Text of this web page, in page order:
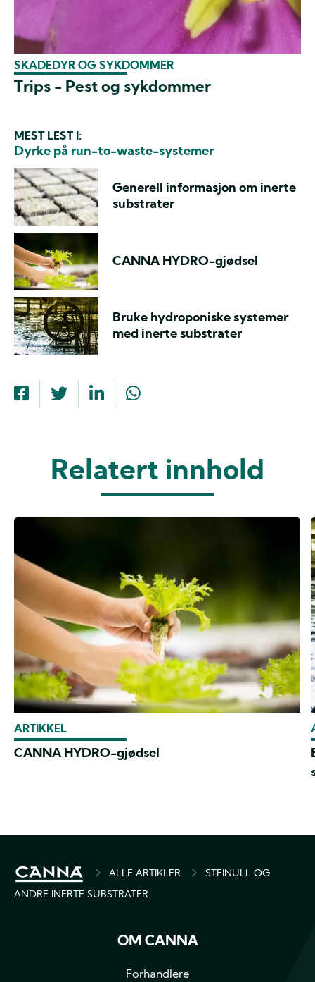
SKADEDYR OG SYKDOMMER
Trips - Pest og sykdommer
MEST LEST I:
Dyrke på run-to-waste-systemer
Generell informasjon om inerte
substrater
CANNA HYDRO-gjødsel
Bruke hydroponiske systemer
med inerte substrater
Relatert innhold
ARTIKKEL
CANNA HYDRO-gjødsel
BREADCRUMBALLE ARTIKLER
STEINULL OG
ANDRE INERTE SUBSTRATER
OM CANNA
Forhandlere